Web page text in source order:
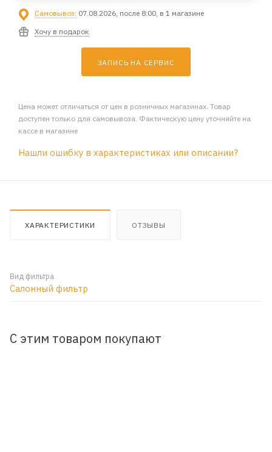
Самовывоз: 07.08.2026, после 8:00, в 1 магазине
Хочу в подарок
ЗАПИСЬ НА СЕРВИС
Цена может отличаться от цен в розничных магазинах. Товар
доступен только для самовывоза. Фактическую цену уточняйте на
кассе в магазине
Нашли ошибку в характеристиках или описании?
ХАРАКТЕРИСТИКИ ОТЗЫВЫ
Вид фильтра
Салонный фильтр
С этим товаром покупают